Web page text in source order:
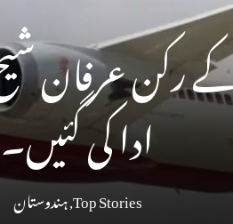
رکن عرفان
ادا کی گئیں۔
Top Stories
,ہندوستان